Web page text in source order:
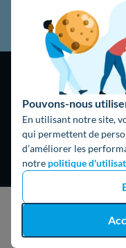
Pouvons-nous
En utilisant notre site,
qui permettent de
d’améliorer les
notre politique